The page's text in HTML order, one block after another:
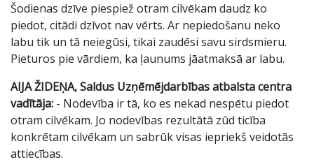
Šodienas dzīve piespiež otram cilvēkam daudz ko
piedot, citādi dzīvot nav vērts. Ar nepiedošanu neko
labu tik un tā neiegūsi, tikai zaudēsi savu sirdsmieru.
Pieturos pie vārdiem, ka ļaunums jāatmaksā ar labu.
AIJA ŽIDEŅA, Saldus Uzņēmējdarbības atbalsta centra
vadītāja: - Nodevība ir tā, ko es nekad nespētu piedot
otram cilvēkam. Jo nodevības rezultātā zūd ticība
konkrētam cilvēkam un sabrūk visas iepriekš veidotās
attiecības.